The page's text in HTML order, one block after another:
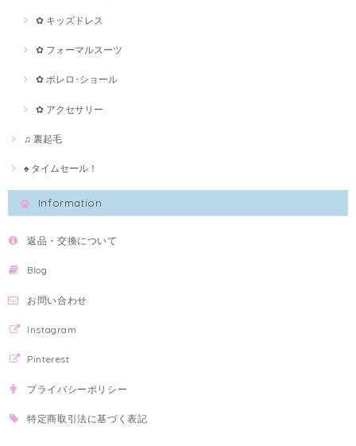
✿ キッズドレス
✿ フォーマルスーツ
✿ ボレロ･ショール
✿ アクセサリー
♫ 裏起毛
♠ タイムセール！
Information
返品・交換について
Blog
お問い合わせ
Instagram
Pinterest
プライバシーポリシー
特定商取引法に基づく表記